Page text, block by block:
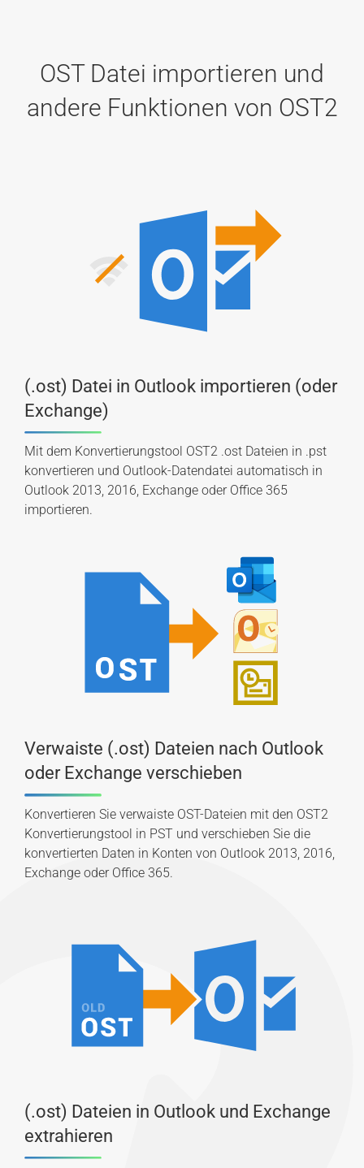
OST Datei importieren und
andere Funktionen von OST2
(.ost) Datei in Outlook importieren (oder
Exchange)
Mit dem Konvertierungstool OST2 .ost Dateien in .pst
konvertieren und Outlook-Datendatei automatisch in
Outlook 2013, 2016, Exchange oder Office 365
importieren.
Verwaiste (.ost) Dateien nach Outlook
oder Exchange verschieben
Konvertieren Sie verwaiste OST-Dateien mit den OST2
Konvertierungstool in PST und verschieben Sie die
konvertierten Daten in Konten von Outlook 2013, 2016,
Exchange oder Office 365.
(.ost) Dateien in Outlook und Exchange
extrahieren